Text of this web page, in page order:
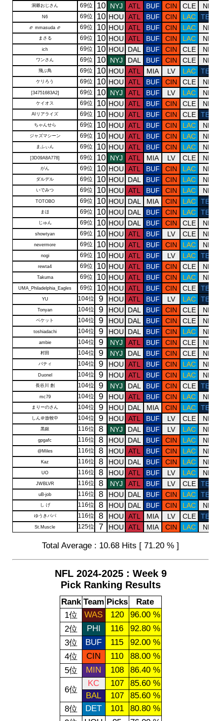
洞爺おじさん 69位 10 NYJ ATL BUF CIN CLE NE
N6 69位 10 HOU ATL BUF CIN LAC TEN
🏈 mmasuda 🏈 69位 10 HOU ATL BUF CIN LAC NE
まさる 69位 10 HOU ATL BUF CIN LAC NE
ich 69位 10 HOU DAL BUF CIN CLE NE
ワンさん 69位 10 NYJ DAL BUF CIN CLE NE
飛ぶ鳥 69位 10 HOU ATL MIA LV LAC TEN
ケリろう 69位 10 HOU ATL BUF CIN CLE NE
[34751683A2] 69位 10 NYJ ATL BUF LV LAC NE
ケイオス 69位 10 HOU ATL BUF CIN CLE NE
AIリアライズ 69位 10 HOU ATL BUF CIN CLE TEN
ちゃんせら 69位 10 HOU ATL BUF CIN LAC NE
ジャズマシーン 69位 10 HOU ATL BUF CIN LAC NE
まふぃん 69位 10 HOU ATL BUF CIN LAC NE
[3D09A8A778] 69位 10 NYJ ATL MIA LV CLE NE
がん 69位 10 HOU ATL BUF CIN LAC NE
ダルデル 69位 10 HOU DAL BUF CIN LAC NE
いでみつ 69位 10 HOU ATL BUF CIN LAC NE
TOTOBO 69位 10 HOU DAL MIA CIN LAC TEN
まほ 69位 10 HOU DAL BUF CIN LAC TEN
じゅん 69位 10 HOU DAL BUF CIN CLE NE
showtyan 69位 10 HOU ATL BUF LV CLE NE
nevermore 69位 10 HOU ATL BUF CIN LAC NE
nogi 69位 10 HOU ATL BUF LV LAC TEN
rewta4 69位 10 HOU ATL BUF CIN CLE NE
Takuma 69位 10 HOU ATL BUF CIN LAC NE
UMA_Philadelphia_Eagles 69位 10 HOU ATL BUF CIN CLE TEN
YU 104位 9 HOU ATL BUF LV LAC TEN
Tonyan 104位 9 HOU DAL BUF CIN CLE NE
ベケット 104位 9 HOU DAL BUF CIN CLE NE
toshiadachi 104位 9 HOU DAL BUF CIN LAC NE
ambie 104位 9 NYJ ATL BUF CIN CLE NE
村田 104位 9 NYJ DAL BUF CIN CLE NE
バティ 104位 9 HOU ATL BUF CIN LAC NE
Duonel 104位 9 HOU ATL BUF CIN LAC NE
長谷川 創 104位 9 NYJ DAL BUF CIN CLE TEN
mc79 104位 9 HOU ATL BUF CIN LAC NE
まりーのさん 104位 9 HOU DAL MIA CIN LAC TEN
しん＠放牧中 104位 9 HOU ATL BUF LV CLE NE
黒銀 116位 8 NYJ DAL BUF LV LAC NE
gpgafc 116位 8 HOU DAL BUF CIN LAC NE
@Miles 116位 8 HOU ATL BUF CIN LAC NE
Kaz 116位 8 HOU DAL BUF CIN LAC NE
UO 116位 8 HOU ATL BUF LV LAC NE
JWBLVR 116位 8 NYJ ATL BUF LV CLE TEN
uB-job 116位 8 HOU DAL BUF CIN LAC TEN
し げ 116位 8 HOU DAL BUF CIN LAC NE
ゆうきパパ 116位 8 HOU ATL MIA LV CLE TEN
St.Muscle 125位 7 HOU ATL MIA CIN LAC NE
Total Average : 10.68 Hits [ 71.20 % ]
NFL 2024-2025 : Week 9
Pick Ranking Results
Rank Team Picks
Rate
1位
WAS 120
96.00 %
2位
PHI 116
92.80 %
3位
BUF 115
92.00 %
4位
CIN 110
88.00 %
5位
MIN 108 86.40 %
6位
KC 107
85.60 %
BAL
107
85.60 %
8位
DET 101
80.80 %